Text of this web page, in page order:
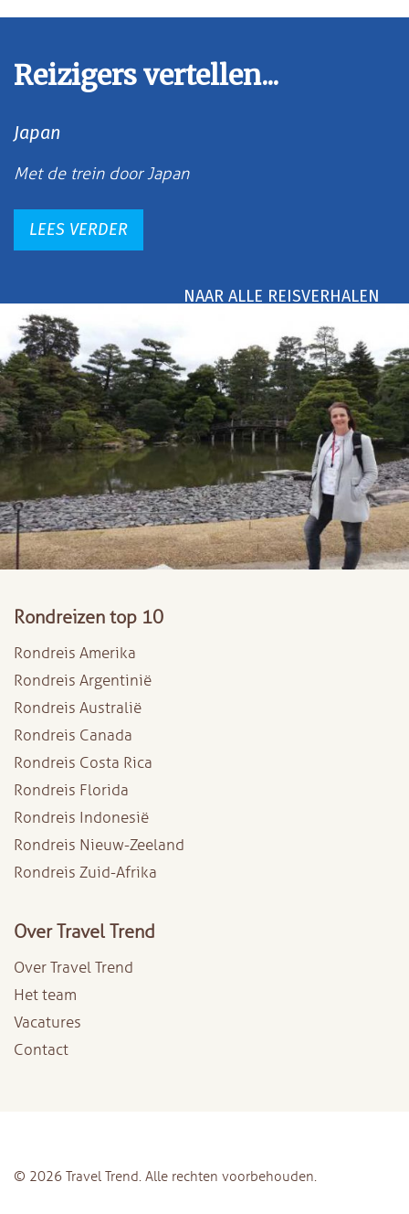
Reizigers vertellen...
Japan
Met de trein door Japan
LEES VERDER
NAAR ALLE REISVERHALEN
Rondreizen top 10
Rondreis Amerika
Rondreis Argentinië
Rondreis Australië
Rondreis Canada
Rondreis Costa Rica
Rondreis Florida
Rondreis Indonesië
Rondreis Nieuw-Zeeland
Rondreis Zuid-Afrika
Over Travel Trend
Over Travel Trend
Het team
Vacatures
Contact
© 2026 Travel Trend. Alle rechten voorbehouden.